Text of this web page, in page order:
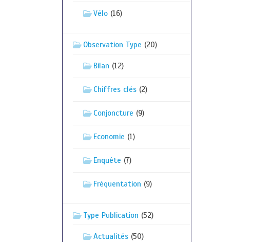
Vélo(16)
Observation Type (20)
Bilan (12)
Chiffres clés(2)
Conjoncture (9)
Economie (1)
Enquête (7)
Fréquentation (9)
Type Publication (52)
Actualités(50)